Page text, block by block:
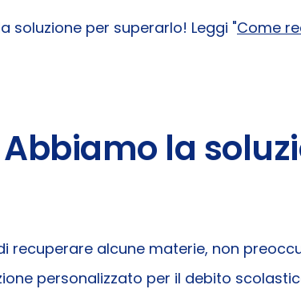
soluzione per superarlo! Leggi "Come
la
recuperare alcune materie, non
personalizzato per il debito